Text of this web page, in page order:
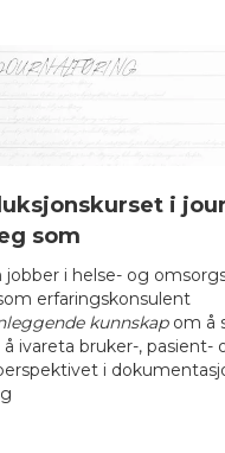
i
som
jobber i helse- og
erfaringskonsulent
kunnskapom å
ivareta bruker-, pasient-
i